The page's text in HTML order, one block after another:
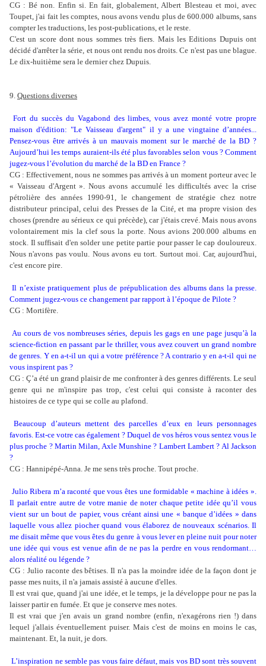
CG : Bé non. Enfin si. En fait, globalement, Albert Blesteau et moi, avec
Toupet, j'ai fait les comptes, nous avons vendu plus de 600.000 albums, sans
compter les traductions, les post-publications, et le reste.
C'est un score dont nous sommes très fiers. Mais les Editions Dupuis ont
décidé d'arrêter la série, et nous ont rendu nos droits. Ce n'est pas une blague.
Le dix-huitième sera le dernier chez Dupuis.
9. Questions diverses
Fort du succès du Vagabond des limbes, vous avez monté votre propre
maison d'édition: "Le Vaisseau d'argent" il y a une vingtaine d’années...
Pensez-vous être arrivés à un mauvais moment sur le marché de la BD ?
Aujourd’hui les temps auraient-ils été plus favorables selon vous ? Comment
jugez-vous l’évolution du marché de la BD en France ?
CG : Effectivement, nous ne sommes pas arrivés à un moment porteur avec le
« Vaisseau d'Argent ». Nous avons accumulé les difficultés avec la crise
pétrolière des années 1990-91, le changement de stratégie chez notre
distributeur principal, celui des Presses de la Cité, et ma propre vision des
choses (prendre au sérieux ce qui précède), car j'étais crevé. Mais nous avons
volontairement mis la clef sous la porte. Nous avions 200.000 albums en
stock. Il suffisait d'en solder une petite partie pour passer le cap douloureux.
Nous n'avons pas voulu. Nous avons eu tort. Surtout moi. Car, aujourd'hui,
c'est encore pire.
Il n’existe pratiquement plus de prépublication des albums dans la presse.
Comment jugez-vous ce changement par rapport à l’époque de Pilote ?
CG : Mortifère.
Au cours de vos nombreuses séries, depuis les gags en une page jusqu’à la
science-fiction en passant par le thriller, vous avez couvert un grand nombre
de genres. Y en a-t-il un qui a votre préférence ? A contrario y en a-t-il qui ne
vous inspirent pas ?
CG : Ç’a été un grand plaisir de me confronter à des genres différents. Le seul
genre qui ne m'inspire pas trop, c'est celui qui consiste à raconter des
histoires de ce type qui se colle au plafond.
Beaucoup d’auteurs mettent des parcelles d’eux en leurs personnages
favoris. Est-ce votre cas également ? Duquel de vos héros vous sentez vous le
plus proche ? Martin Milan, Axle Munshine ? Lambert Lambert ? Al Jackson
?
CG : Hannipépé-Anna. Je me sens très proche. Tout proche.
Julio Ribera m’a raconté que vous êtes une formidable « machine à idées ».
Il parlait entre autre de votre manie de noter chaque petite idée qu’il vous
vient sur un bout de papier, vous créant ainsi une « banque d’idées » dans
laquelle vous allez piocher quand vous élaborez de nouveaux scénarios. Il
me disait même que vous êtes du genre à vous lever en pleine nuit pour noter
une idée qui vous est venue afin de ne pas la perdre en vous rendormant…
alors réalité ou légende ?
CG : Julio raconte des bêtises. Il n'a pas la moindre idée de la façon dont je
passe mes nuits, il n'a jamais assisté à aucune d'elles.
Il est vrai que, quand j'ai une idée, et le temps, je la développe pour ne pas la
laisser partir en fumée. Et que je conserve mes notes.
Il est vrai que j'en avais un grand nombre (enfin, n'exagérons rien !) dans
lequel j'allais éventuellement puiser. Mais c'est de moins en moins le cas,
maintenant. Et, la nuit, je dors.
L’inspiration ne semble pas vous faire défaut, mais vos BD sont très souvent